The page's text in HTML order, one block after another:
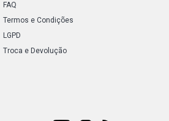
FAQ
Termos e Condições
LGPD
Troca e Devolução